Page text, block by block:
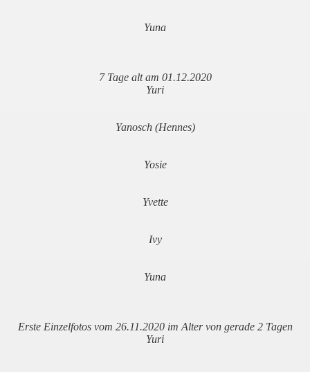
Yuna
7 Tage alt am 01.12.2020
Yuri
Yanosch (Hennes)
Yosie
Yvette
Ivy
Yuna
Erste Einzelfotos vom 26.11.2020 im Alter von gerade 2 Tagen
Yuri